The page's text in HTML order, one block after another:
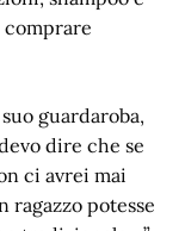
comprare
guardaroba,
dire che se
ci avrei mai
ragazzo potesse